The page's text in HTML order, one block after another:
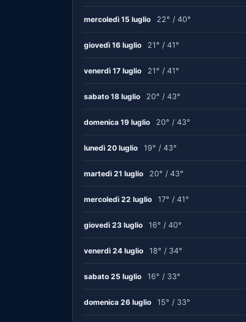
mercoledì 15 luglio 22° / 40°
giovedì 16 luglio 21° / 41°
venerdì 17 luglio 21° / 41°
sabato 18 luglio 20° / 43°
domenica 19 luglio 20° / 43°
lunedì 20 luglio 19° / 43°
martedì 21 luglio 20° / 43°
mercoledì 22 luglio 17° / 41°
giovedì 23 luglio 16° / 40°
venerdì 24 luglio 18° / 34°
sabato 25 luglio 16° / 33°
domenica 26 luglio 15° / 33°